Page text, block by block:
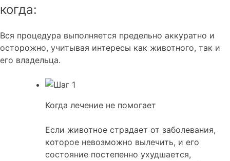
когда:
Вся процедура выполняется предельно аккуратно и
осторожно, учитывая интересы как животного, так и
его владельца.
Когда лечение не помогает
Если животное страдает от заболевания,
которое невозможно вылечить, и его
состояние постепенно ухудшается,